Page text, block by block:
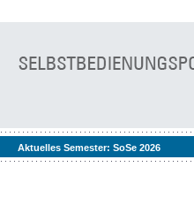
Aktuelles Semester: SoSe 2026